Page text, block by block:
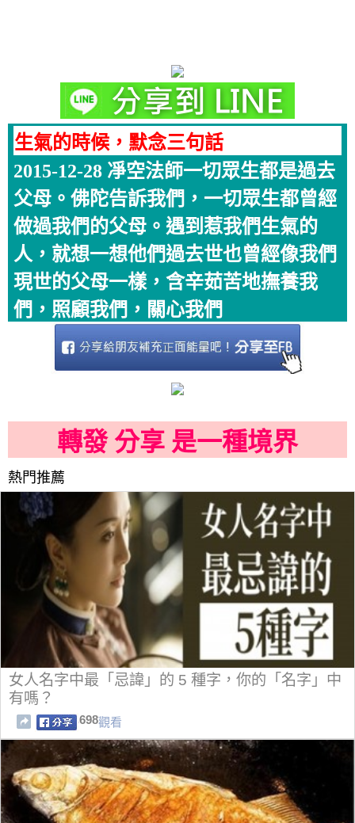
生氣的時候，默念三句話
2015-12-28 凈空法師一切眾生都是過去
父母。佛陀告訴我們，一切眾生都曾經
做過我們的父母。遇到惹我們生氣的
人，就想一想他們過去世也曾經像我們
現世的父母一樣，含辛茹苦地撫養我
們，照顧我們，關心我們
轉發 分享 是一種境界
熱門推薦
女人名字中最「忌諱」的 5 種字，你的「名字」中
有嗎？
698觀看